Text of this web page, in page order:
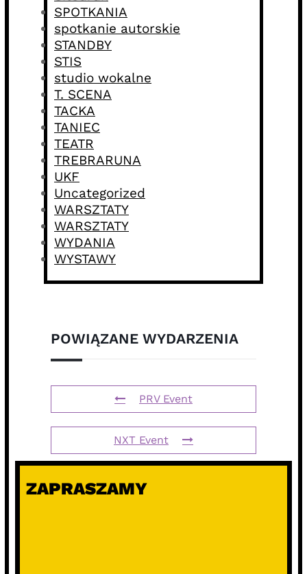
SPOTKANIA
spotkanie autorskie
STANDBY
STIS
studio wokalne
T. SCENA
TACKA
TANIEC
TEATR
TREBRARUNA
UKF
Uncategorized
WARSZTATY
WARSZTATY
WYDANIA
WYSTAWY
POWIĄZANE WYDARZENIA
PRV Event
NXT Event
ZAPRASZAMY